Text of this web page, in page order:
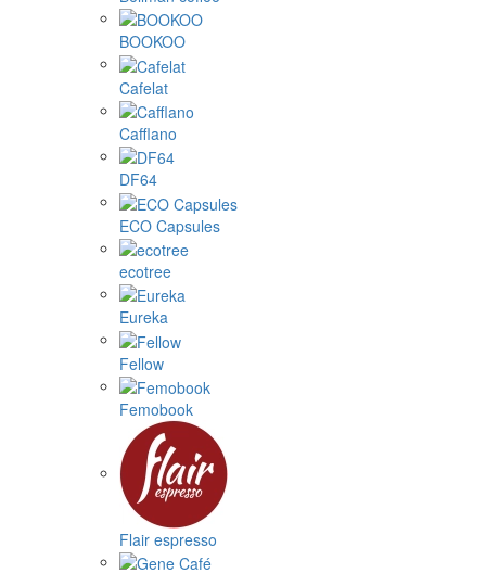
BOOKOO
Cafelat
Cafflano
DF64
ECO Capsules
ecotree
Eureka
Fellow
Femobook
Flair espresso